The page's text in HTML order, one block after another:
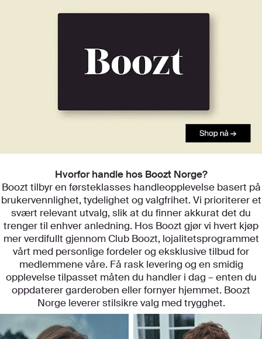
Hvorfor handle hos Boozt Norge?
Boozt tilbyr en førsteklasses handleopplevelse basert på
brukervennlighet, tydelighet og valgfrihet. Vi prioriterer et
svært relevant utvalg, slik at du finner akkurat det du
trenger til enhver anledning. Hos Boozt gjør vi hvert kjøp
mer verdifullt gjennom Club Boozt, lojalitetsprogrammet
vårt med personlige fordeler og eksklusive tilbud for
medlemmene våre. Få rask levering og en smidig
opplevelse tilpasset måten du handler i dag – enten du
oppdaterer garderoben eller fornyer hjemmet. Boozt
Norge leverer stilsikre valg med trygghet.